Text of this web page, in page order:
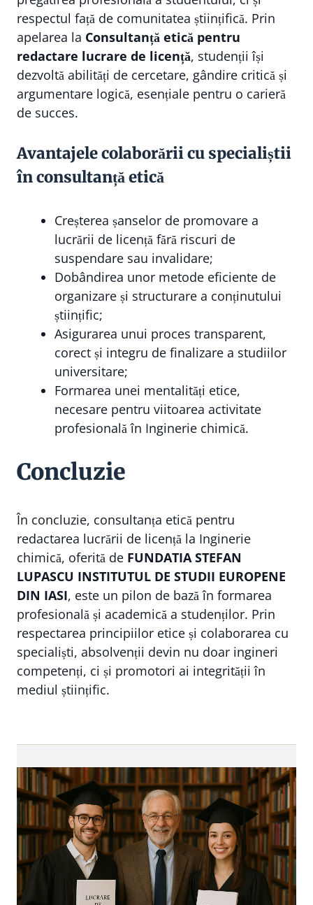
respectul față de comunitatea științifică. Prin
apelarea la Consultanță etică pentru
redactare lucrare de licență, studenții își
dezvoltă abilități de cercetare, gândire critică și
argumentare logică, esențiale pentru o carieră
de succes.
Avantajele colaborării cu specialiștii
în consultanță etică
Creșterea șanselor de promovare a
lucrării de licență fără riscuri de
suspendare sau invalidare;
Dobândirea unor metode eficiente de
organizare și structurare a conținutului
științific;
Asigurarea unui proces transparent,
corect și integru de finalizare a studiilor
universitare;
Formarea unei mentalități etice,
necesare pentru viitoarea activitate
profesională în Inginerie chimică.
Concluzie
În concluzie, consultanța etică pentru
redactarea lucrării de licență la Inginerie
chimică, oferită de FUNDATIA STEFAN
LUPASCU INSTITUTUL DE STUDII EUROPENE
DIN IASI, este un pilon de bază în formarea
profesională și academică a studenților. Prin
respectarea principiilor etice și colaborarea cu
specialiști, absolvenții devin nu doar ingineri
competenți, ci și promotori ai integrității în
mediul științific.